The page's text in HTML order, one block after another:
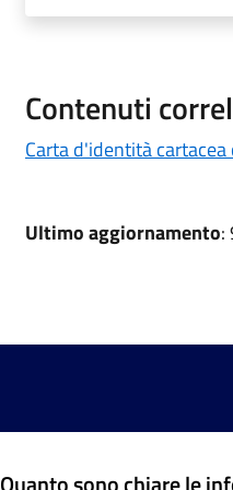
Contenuti
Carta d'identità
Ultimo aggiornamento: